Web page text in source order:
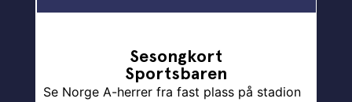
Sesongkort
Sportsbaren
Se Norge A-herrer fra fast plass på stadion